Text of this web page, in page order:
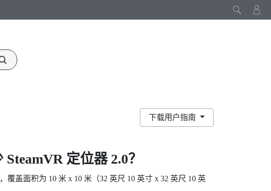
下载用户指南
SteamVR定位器 2.0？
盖面积为 10 米 x 10 米（32 英尺 10 英寸 x 32 英尺 10 英